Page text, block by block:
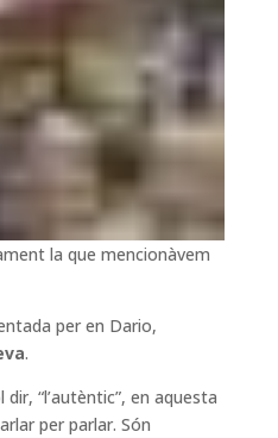
la que mencionàvem
per en Dario,
.
“l’autèntic”, en aquesta
per parlar. Són